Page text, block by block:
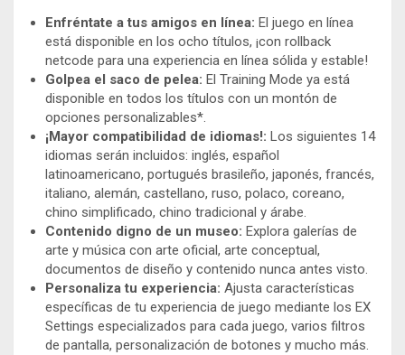
Enfréntate a tus amigos en línea: El juego en línea
está disponible en los ocho títulos, ¡con rollback
netcode para una experiencia en línea sólida y estable!
Golpea el saco de pelea: El Training Mode ya está
disponible en todos los títulos con un montón de
opciones personalizables*.
¡Mayor compatibilidad de idiomas!: Los siguientes 14
idiomas serán incluidos: inglés, español
latinoamericano, portugués brasileño, japonés, francés,
italiano, alemán, castellano, ruso, polaco, coreano,
chino simplificado, chino tradicional y árabe.
Contenido digno de un museo: Explora galerías de
arte y música con arte oficial, arte conceptual,
documentos de diseño y contenido nunca antes visto.
Personaliza tu experiencia: Ajusta características
específicas de tu experiencia de juego mediante los EX
Settings especializados para cada juego, varios filtros
de pantalla, personalización de botones y mucho más.